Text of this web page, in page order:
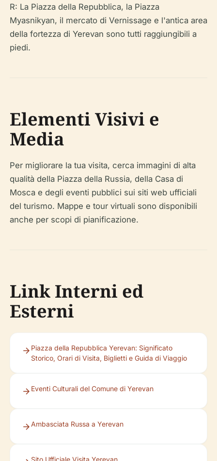
R: La Piazza della Repubblica, la Piazza
Myasnikyan, il mercato di Vernissage e l'antica area
della fortezza di Yerevan sono tutti raggiungibili a
piedi.
Elementi Visivi e
Media
Per migliorare la tua visita, cerca immagini di alta
qualità della Piazza della Russia, della Casa di
Mosca e degli eventi pubblici sui siti web ufficiali
del turismo. Mappe e tour virtuali sono disponibili
anche per scopi di pianificazione.
Link Interni ed
Esterni
Piazza della Repubblica Yerevan: Significato
Storico, Orari di Visita, Biglietti e Guida di Viaggio
Eventi Culturali del Comune di Yerevan
Ambasciata Russa a Yerevan